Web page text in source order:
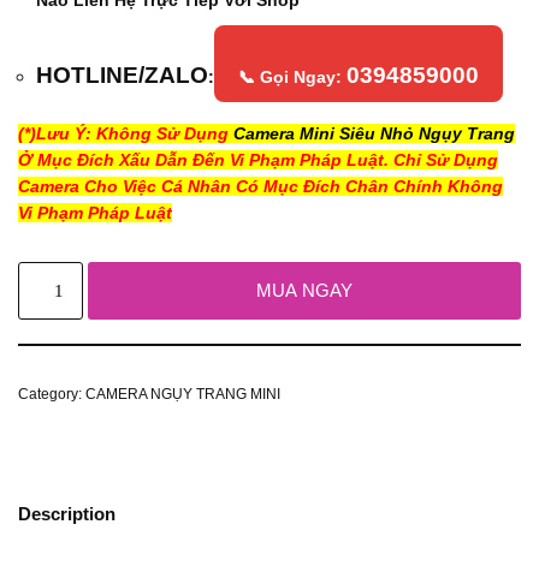
HOTLINE/ZALO: 📞 Gọi Ngay: 0394859000
(*)Lưu Ý: Không Sử Dụng Camera Mini Siêu Nhỏ Ngụy Trang
Ở Mục Đích Xấu Dẫn Đến Vi Phạm Pháp Luật. Chỉ Sử Dụng
Camera Cho Việc Cá Nhân Có Mục Đích Chân Chính Không
Vi Phạm Pháp Luật
MUA NGAY
Category: CAMERA NGỤY TRANG MINI
Description